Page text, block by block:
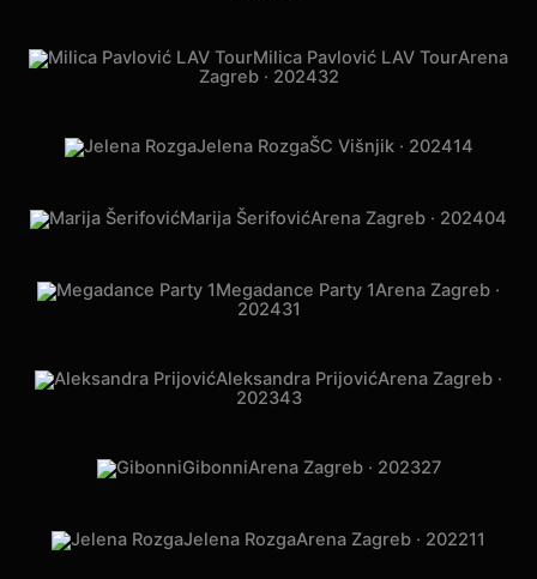
Milica Pavlović LAV TourArena
Zagreb · 202432
Jelena RozgaŠC Višnjik · 202414
Marija ŠerifovićArena Zagreb · 202404
Megadance Party 1Arena Zagreb ·
202431
Aleksandra PrijovićArena Zagreb ·
202343
GibonniArena Zagreb · 202327
Jelena RozgaArena Zagreb · 202211